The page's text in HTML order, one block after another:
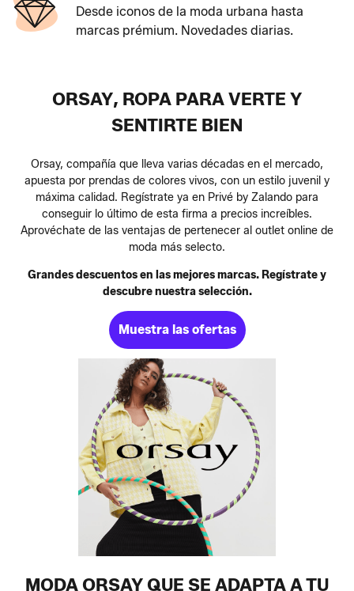
Desde iconos de la moda urbana hasta
marcas prémium. Novedades diarias.
ORSAY, ROPA PARA VERTE Y
SENTIRTE BIEN
Orsay, compañía que lleva varias décadas en el mercado,
apuesta por prendas de colores vivos, con un estilo juvenil y
máxima calidad. Regístrate ya en Privé by Zalando para
conseguir lo último de esta firma a precios increíbles.
Aprovéchate de las ventajas de pertenecer al outlet online de
moda más selecto.
Grandes descuentos en las mejores marcas. Regístrate y
descubre nuestra selección.
Muestra las ofertas
MODA ORSAY QUE SE ADAPTA A TU